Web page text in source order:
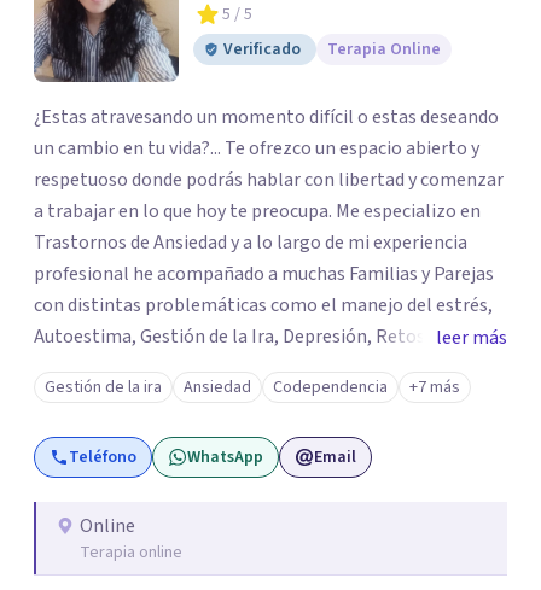
5 / 5
Verificado
Terapia Online
¿Estas atravesando un momento difícil o estas deseando
un cambio en tu vida?... Te ofrezco un espacio abierto y
respetuoso donde podrás hablar con libertad y comenzar
a trabajar en lo que hoy te preocupa. Me especializo en
Trastornos de Ansiedad y a lo largo de mi experiencia
profesional he acompañado a muchas Familias y Parejas
con distintas problemáticas como el manejo del estrés,
Autoestima, Gestión de la Ira, Depresión, Retos en la
Crianza, Codependencia, Celos, entre otros. Cuento con
más de 12 años de experiencia en el área de la Salud
mental y he trabajado en distintos contextos clínicos con
niños, Adolescentes y Adultos
leer más
Gestión de la ira Ansiedad Codependencia +7 más
Teléfono WhatsApp Email
Online
Terapia online